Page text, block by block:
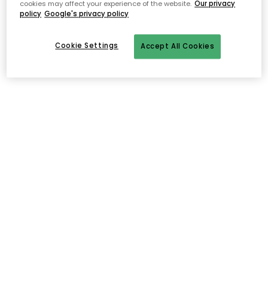
cookies may affect your experience of the website. Our privacy
policy Google's privacy policy
Accept All Cookies
Cookie Settings